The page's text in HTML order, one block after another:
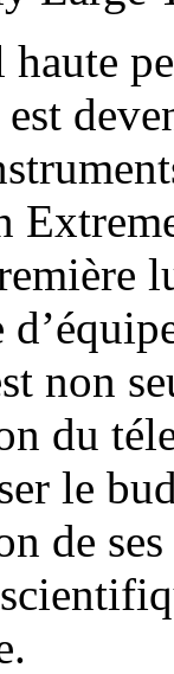
haute
non
du
le
de